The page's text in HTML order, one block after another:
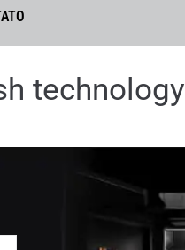
technology